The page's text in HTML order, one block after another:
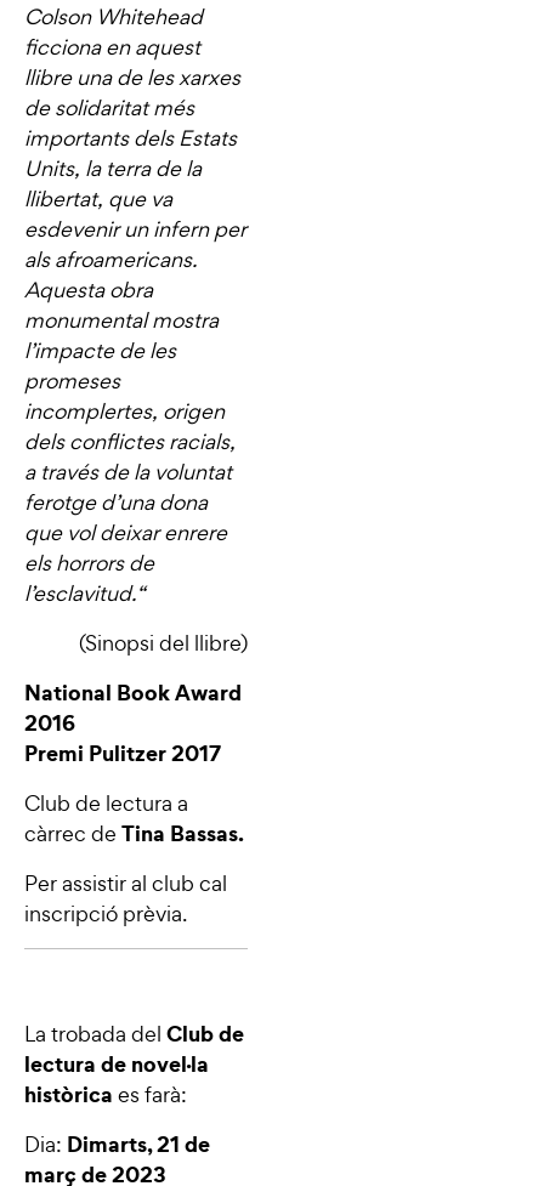
Colson Whitehead
ficciona en aquest
llibre una de les xarxes
de solidaritat més
importants dels Estats
Units, la terra de la
llibertat, que va
esdevenir un infern per
als afroamericans.
Aquesta obra
monumental mostra
l’impacte de les
promeses
incomplertes, origen
dels conflictes racials,
a través de la voluntat
ferotge d’una dona
que vol deixar enrere
els horrors de
l’esclavitud.“
(Sinopsi del llibre)
National Book Award
2016
Premi Pulitzer 2017
Club de lectura a
càrrec de Tina Bassas.
Per assistir al club cal
inscripció prèvia.
La trobada del Club de
lectura de novel·la
històrica es farà:
Dia: Dimarts, 21 de
març de 2023